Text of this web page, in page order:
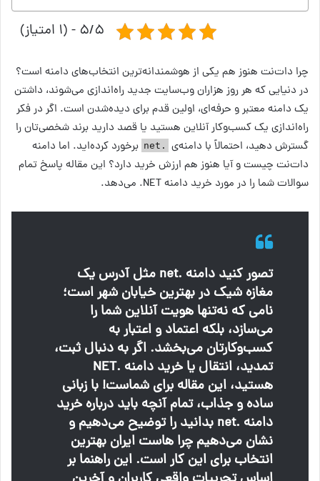
۵/۵ - (۱ امتیاز)
چرا دات‌نت هنوز هم یکی از هوشمندانه‌ترین انتخاب‌های دامنه است؟
در دنیایی که هر روز هزاران وب‌سایت جدید راه‌اندازی می‌شوند، داشتن
یک دامنه معتبر و حرفه‌ای، اولین قدم برای دیده‌شدن است. اگر در فکر
راه‌اندازی یک کسب‌وکار آنلاین هستید یا قصد دارید برند شخصی‌تان را
گسترش دهید، احتمالاً با دامنه‌ی
.net
برخورد کرده‌اید. اما دامنه
دات‌نت چیست و آیا هنوز هم ارزش خرید دارد؟ این مقاله پاسخ تمام
سوالات شما را در مورد خرید دامنه NET. می‌دهد.
تصور کنید دامنه .net مثل آدرس یک
مغازه شیک در بهترین خیابان شهر است؛
نامی که نه‌تنها هویت آنلاین شما را
می‌سازد، بلکه اعتماد و اعتبار به
کسب‌وکارتان می‌بخشد. اگر به دنبال ثبت،
تمدید، انتقال یا خرید دامنه .NET
هستید، این مقاله برای شماست! با زبانی
ساده و جذاب، تمام آنچه باید درباره خرید
دامنه .net بدانید را توضیح می‌دهیم و
نشان می‌دهیم چرا هاست ایران بهترین
انتخاب برای این کار است. این راهنما بر